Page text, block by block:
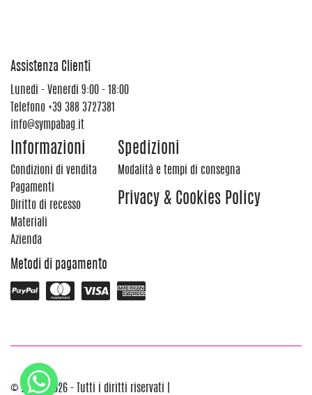
Assistenza Clienti
Lunedi - Venerdi 9:00 - 18:00
Telefono +39 388 3727381
info@sympabag.it
Informazioni
Condizioni di vendita
Pagamenti
Diritto di recesso
Materiali
Azienda
Spedizioni
Modalità e tempi di consegna
Privacy & Cookies Policy
Metodi di pagamento
© 2012 - 2026 - Tutti i diritti riservati |